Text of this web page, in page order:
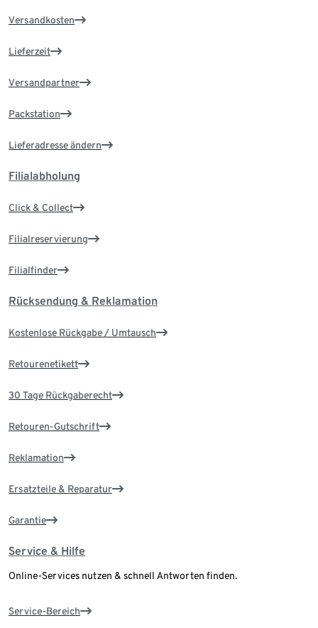
Versandkosten
Lieferzeit
Versandpartner
Packstation
Lieferadresse ändern
Filialabholung
Click & Collect
Filialreservierung
Filialfinder
Rücksendung & Reklamation
Kostenlose Rückgabe / Umtausch
Retourenetikett
30 Tage Rückgaberecht
Retouren-Gutschrift
Reklamation
Ersatzteile & Reparatur
Garantie
Service & Hilfe
Online-Services nutzen & schnell Antworten finden.
Service-Bereich